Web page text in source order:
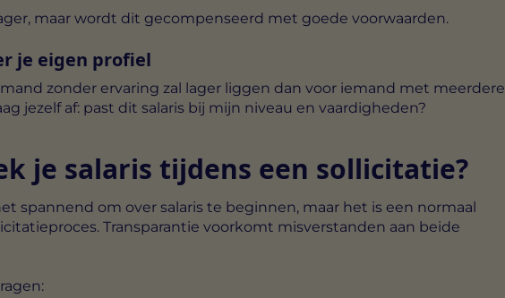
maar wordt dit gecompenseerd met goede voorwaarden.
je eigen profiel
zonder ervaring zal lager liggen dan voor iemand met meerdere
jezelf af: past dit salaris bij mijn niveau en vaardigheden?
je salaris tijdens een sollicitatie?
spannend om over salaris te beginnen, maar het is een normaal
Transparantie voorkomt misverstanden aan beide